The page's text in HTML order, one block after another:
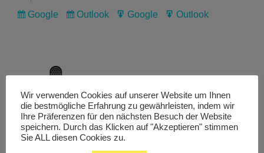
Subscribe
Google
Subscribe
Outlook
Export
Google
Export
Outlook
Livestream
Studiochat
Wir verwenden Cookies auf unserer Website um Ihnen
die bestmögliche Erfahrung zu gewährleisten, indem wir
Ihre Präferenzen für den nächsten Besuch der Website
speichern. Durch das Klicken auf "Akzeptieren" stimmen
Sie ALL diesen Cookies zu.